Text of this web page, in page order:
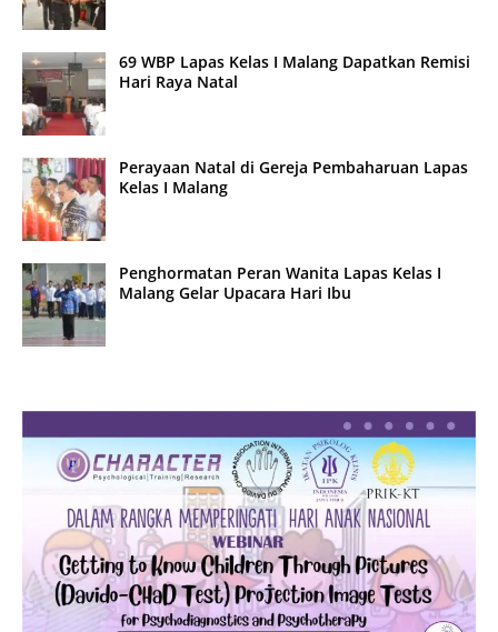
69 WBP Lapas Kelas I Malang Dapatkan Remisi
Hari Raya Natal
Perayaan Natal di Gereja Pembaharuan Lapas
Kelas I Malang
Penghormatan Peran Wanita Lapas Kelas I
Malang Gelar Upacara Hari Ibu